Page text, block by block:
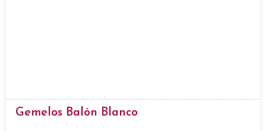
Gemelos Balón Blanco